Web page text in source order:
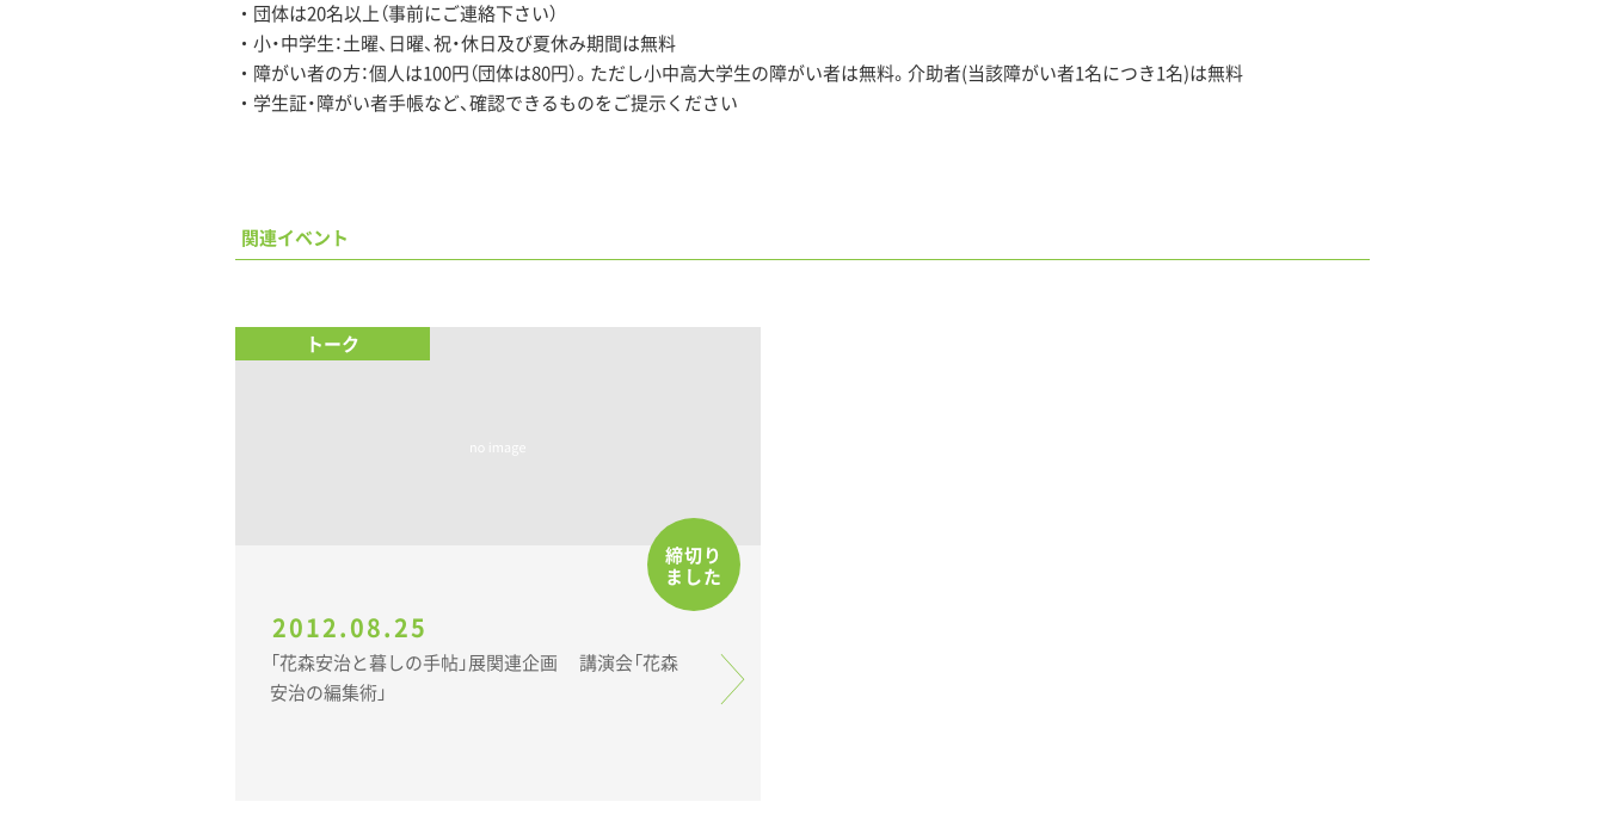
団体は20名以上（事前にご連絡下さい）
小・中学生：土曜、日曜、祝・休日及び夏休み期間は無料
障がい者の方：個人は100円（団体は80円）。ただし小中高大学生の障がい者は無料。介助者(当該障がい者1名につき1名)は無料
学生証・障がい者手帳など、確認できるものをご提示ください
関連イベント
トーク
締切り
ました
2012.08.25
「花森安治と暮しの手帖」展関連企画 講演会「花森
安治の編集術」